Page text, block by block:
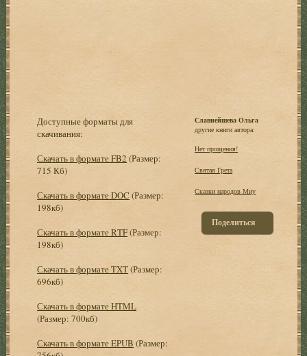
Доступные форматы для
скачивания:
Скачать в формате FB2 (Размер:
715 Кб)
Скачать в формате DOC (Размер:
198кб)
Скачать в формате RTF(Размер:
198кб)
Скачать в формате TXT(Размер:
696кб)
Скачать в формате HTML
(Размер: 700кб)
Скачать в формате EPUB (Размер:
Славнейшева Ольга
другие книги автора:
Нет прощения!
Святая Грета
Сказки народов Миу
Поделиться